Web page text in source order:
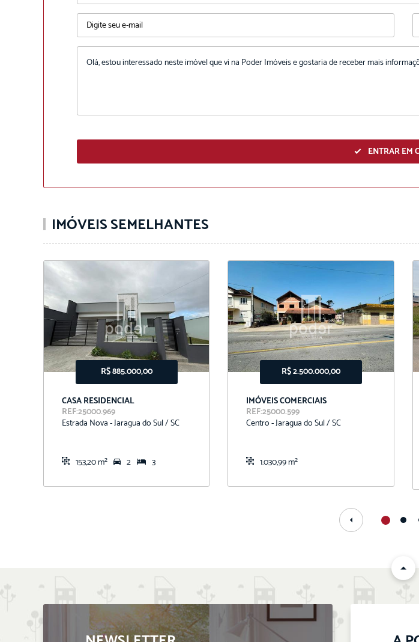
ENTRAR EM
IMÓVEIS SEMELHANTES
R$ 885.000,00
CASA RESIDENCIAL
REF:25000.969
Estrada Nova - Jaragua do Sul / SC
153,20 m² 2 3
R$ 2.500.000,00
IMÓVEIS COMERCIAIS
REF:25000.599
Centro - Jaragua do Sul / SC
1.030,99 m²